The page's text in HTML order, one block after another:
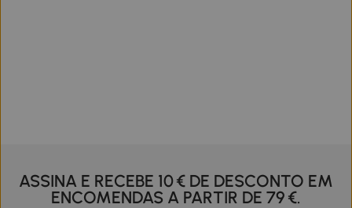
ASSINA E RECEBE 10 € DE DESCONTO EM
ENCOMENDAS A PARTIR DE 79 €.